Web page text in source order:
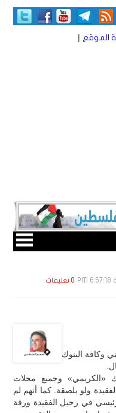
الموقع |
0 تعليقات
وكافة البنوك
«الكريمي» وجميع محلات
ولو بلصقة. كما أنهم لم
في رحيل الفقيدة ورقة